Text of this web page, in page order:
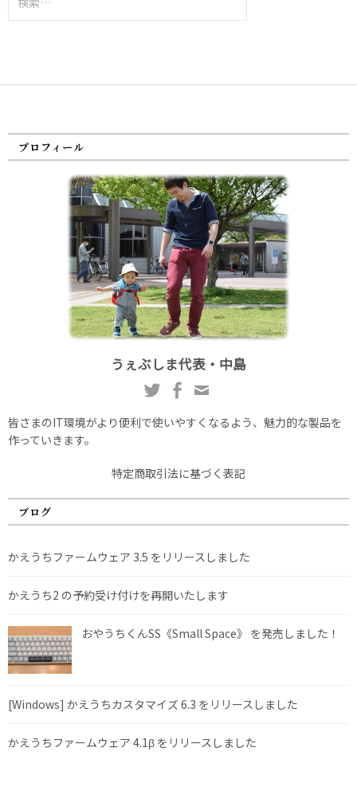
索:
プロフィール
うぇぶしま代表・中島
皆さまのIT環境がより便利で使いやすくなるよう、魅力的な製品を
作っていきます。
特定商取引法に基づく表記
ブログ
かえうちファームウェア 3.5 をリリースしました
かえうち2 の予約受け付けを再開いたします
おやうちくんSS《Small Space》 を発売しました！
[Windows] かえうちカスタマイズ 6.3 をリリースしました
かえうちファームウェア 4.1β をリリースしました